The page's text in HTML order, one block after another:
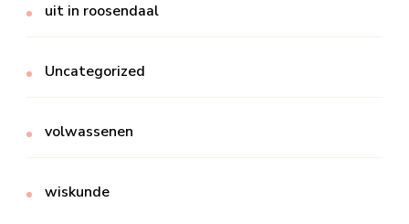
uit in roosendaal
Uncategorized
volwassenen
wiskunde